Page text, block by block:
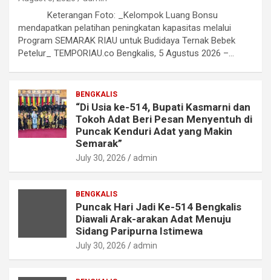
Keterangan Foto: _Kelompok Luang Bonsu
mendapatkan pelatihan peningkatan kapasitas melalui
Program SEMARAK RIAU untuk Budidaya Ternak Bebek
Petelur_ TEMPORIAU.co Bengkalis, 5 Agustus 2026 –…
BENGKALIS
“Di Usia ke-514, Bupati Kasmarni dan
Tokoh Adat Beri Pesan Menyentuh di
Puncak Kenduri Adat yang Makin
Semarak”
July 30, 2026 admin
BENGKALIS
Puncak Hari Jadi Ke-514 Bengkalis
Diawali Arak-arakan Adat Menuju
Sidang Paripurna Istimewa
July 30, 2026 admin